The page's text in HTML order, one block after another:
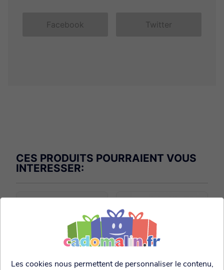
Facebook Twitter
CES PRODUITS POURRAIENT VOUS
INTERESSER:
provisoire
Les cookies nous permettent de personnaliser le contenu,